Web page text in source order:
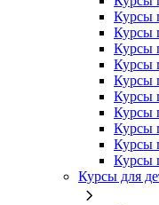
Курсы
Курсы
Курсы
Курсы
Курсы
Курсы
Курсы
Курсы
Курсы
Курсы
Курсы для